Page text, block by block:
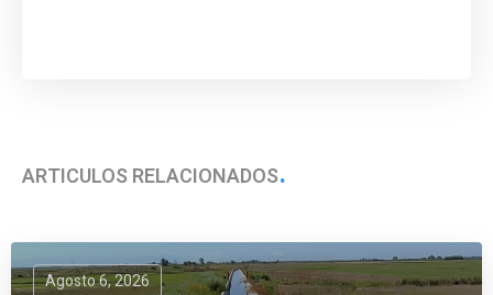
ARTÍCULOS RELACIONADOS
Agosto 6, 2026